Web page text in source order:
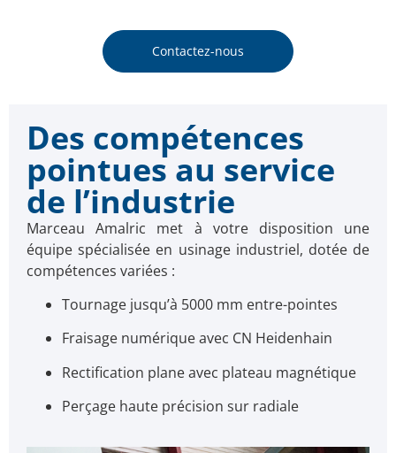
Contactez-nous
Des compétences
pointues au service
de l’industrie
Marceau Amalric met à votre disposition une
équipe spécialisée en usinage industriel, dotée de
compétences variées :
Tournage jusqu’à 5000 mm entre-pointes
Fraisage numérique avec CN Heidenhain
Rectification plane avec plateau magnétique
Perçage haute précision sur radiale